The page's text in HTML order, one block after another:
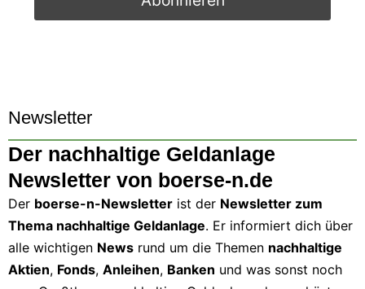
Newsletter
Der nachhaltige Geldanlage
Newsletter von boerse-n.de
Der boerse-n-Newsletter ist der Newsletter zum
Thema nachhaltige Geldanlage. Er informiert dich über
alle wichtigen News rund um die Themen nachhaltige
Aktien, Fonds, Anleihen, Banken und was sonst noch